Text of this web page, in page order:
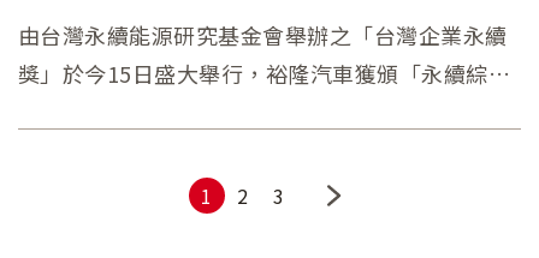
由台灣永續能源研究基金會舉辦之「台灣企業永續
獎」於今15日盛大舉行，裕隆汽車獲頒「永續綜合
永續績效、資訊揭露透明度等面向，皆受到外部機
1 2 3